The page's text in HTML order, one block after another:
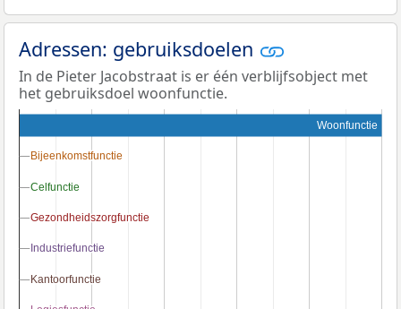
Adressen: gebruiksdoelen
In de Pieter Jacobstraat is er één verblijfsobject met
het gebruiksdoel woonfunctie.
Woonfunctie
Bijeenkomstfunctie
Bijeenkomstfunctie
Celfunctie
Celfunctie
Gezondheidszorgfunctie
Gezondheidszorgfunctie
Industriefunctie
Industriefunctie
Kantoorfunctie
Kantoorfunctie